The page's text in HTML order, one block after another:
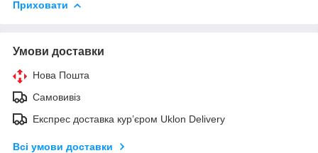
Приховати
Умови доставки
Нова Пошта
Самовивіз
Експрес доставка кур’єром Uklon Delivery
Всі умови доставки